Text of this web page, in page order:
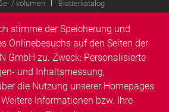
/ volumen Blätterkatalog
stimme der Speicherung und
Onlinebesuchs auf den Seiten der
GmbH zu. Zweck: Personalisierte
und Inhaltsmessung,
die Nutzung unserer Homepages
Informationen bzw. Ihre